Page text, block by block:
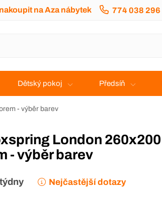
na Aza nábytek 774 038 296
Dětský pokoj Předsíň
- výběr barev
- výběr barev
Nejčastější dotazy